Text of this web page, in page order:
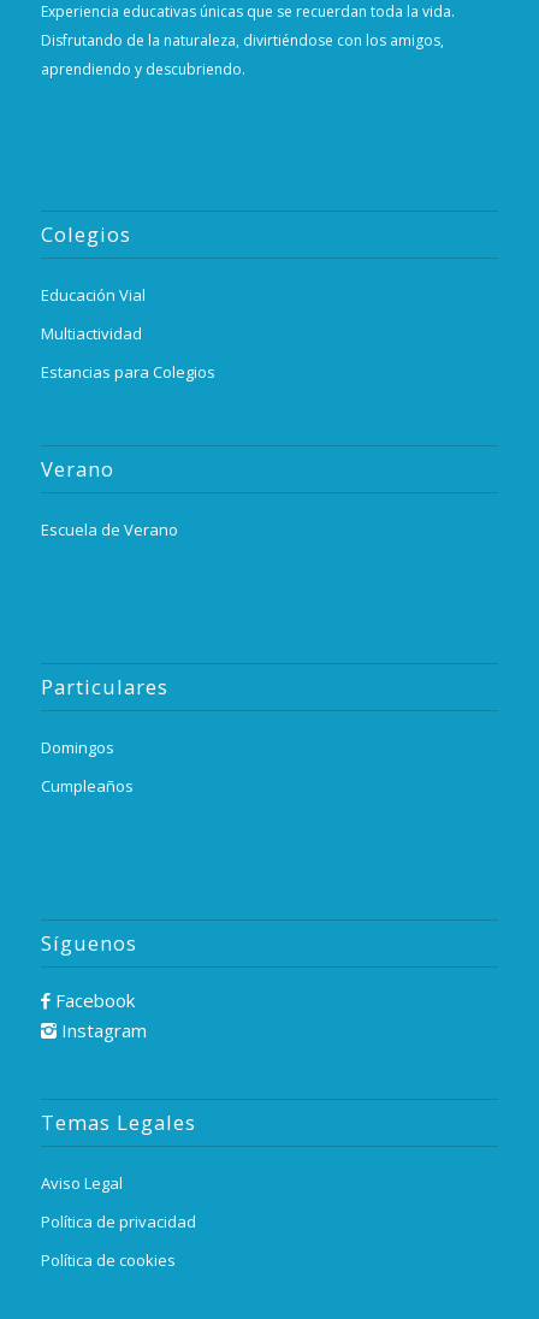
Experiencia educativas únicas que se recuerdan toda la vida.
Disfrutando de la naturaleza, divirtiéndose con los amigos,
aprendiendo y descubriendo.
Colegios
Educación Vial
Multiactividad
Estancias para Colegios
Verano
Escuela de Verano
Particulares
Domingos
Cumpleaños
Síguenos
Facebook
Instagram
Temas Legales
Aviso Legal
Política de privacidad
Política de cookies